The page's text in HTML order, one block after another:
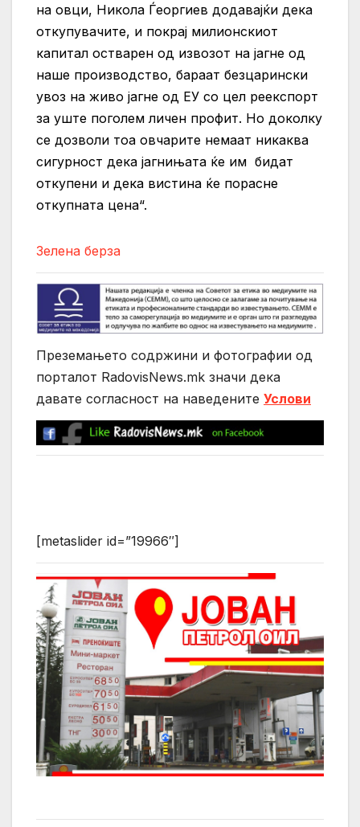
на овци, Никола Ѓеоргиев додавајќи дека
откупувачите, и покрај милионскиот
капитал остварен од извозот на јагне од
наше производство, бараат безцарински
увоз на живо јагне од ЕУ со цел реекспорт
за уште поголем личен профит. Но доколку
се дозволи тоа овчарите немаат никаква
сигурност дека јагнињата ќе им бидат
откупени и дека вистина ќе порасне
откупната цена“.
Зелена берза
Преземањето содржини и фотографии од
порталот RadovisNews.mk значи дека
давате согласност на нaведените Услови
[metaslider id=”19966″]